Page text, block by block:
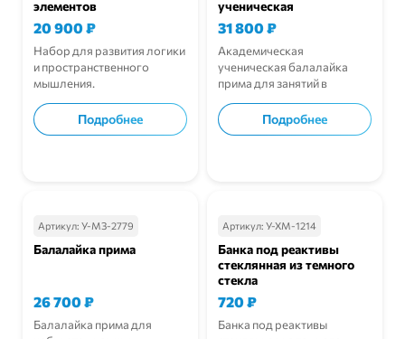
элементов
20 900₽
Набор для развития логики
и пространственного
мышления.
Подробнее
ученическая
31 800₽
Академическая
ученическая балалайка
прима для занятий в
Подробнее
Артикул: У-МЗ-2779
Балалайка прима
26 700₽
Балалайка прима для
Артикул: У-ХМ-1214
Банка под реактивы
стеклянная из темного
стекла
720₽
Банка под реактивы